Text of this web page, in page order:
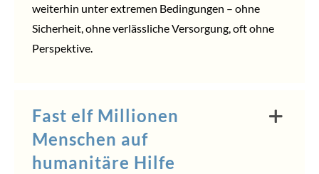
weiterhin unter extremen Bedingungen – ohne
Sicherheit, ohne verlässliche Versorgung, oft ohne
Perspektive.
Fast elf Millionen
Menschen auf
humanitäre Hilfe